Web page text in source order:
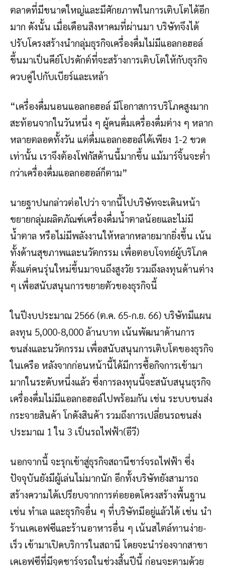
ตลาดที่มีขนาดใหญ่และมีศักยภาพในการเติบโตได้อีก
มาก ดังนั้น เมื่อเดือนสิงหาคมที่ผ่านมา บริษัทจึงได้
ปรับโครงสร้างนำกลุ่มธุรกิจเครื่องดื่มไม่มีแอลกอฮอล์
ขึ้นมาเป็นคีย์โปรดักต์ที่จะสร้างการเติบโตให้กับธุรกิจ
ควบคู่ไปกับเบียร์และเหล้า
“เครื่องดื่มนอนแอลกอฮอล์ มีโอกาสการบริโภคสูงมาก
สะท้อนจากในวันหนึ่ง ๆ ผู้คนดื่มเครื่องดื่มต่าง ๆ หลาก
หลายตลอดทั้งวัน แต่ดื่มแอลกอฮอล์ได้เพียง 1-2 ขวด
เท่านั้น เราจึงต้องโฟกัสด้านนี้มากขึ้น แม้มาร์จิ้นจะต่ำ
กว่าเครื่องดื่มแอลกอฮอล์ก็ตาม”
นายฐาปนกล่าวต่อไปว่า จากนี้ไปบริษัทจะเดินหน้า
ขยายกลุ่มผลิตภัณฑ์เครื่องดื่มน้ำตาลน้อยและไม่มี
น้ำตาล หรือไม่มีพลังงานให้หลากหลายมากยิ่งขึ้น เน้น
ทั้งด้านสุขภาพและนวัตกรรม เพื่อตอบโจทย์ผู้บริโภค
ตั้งแต่คนรุ่นใหม่ขึ้นมาจนถึงสูงวัย รวมถึงลงทุนด้านต่าง
ๆ เพื่อสนับสนุนการขยายตัวของธุรกิจนี้
ในปีงบประมาณ 2566 (ต.ค. 65-ก.ย. 66) บริษัทมีแผน
ลงทุน 5,000-8,000 ล้านบาท เน้นพัฒนาด้านการ
ขนส่งและนวัตกรรม เพื่อสนับสนุนการเติบโตของธุรกิจ
ในเครือ หลังจากก่อนหน้านี้ได้มีการซื้อกิจการเข้ามา
มากในระดับหนึ่งแล้ว ซึ่งการลงทุนนี้จะสนับสนุนธุรกิจ
เครื่องดื่มไม่มีแอลกอฮอล์ไปพร้อมกัน เช่น ระบบขนส่ง
กระจายสินค้า โกดังสินค้า รวมถึงการเปลี่ยนรถขนส่ง
ประมาณ 1 ใน 3 เป็นรถไฟฟ้า(อีวี)
นอกจากนี้ จะรุกเข้าสู่ธุรกิจสถานีชาร์จรถไฟฟ้า ซึ่ง
ปัจจุบันยังมีผู้เล่นไม่มากนัก อีกทั้งบริษัทยังสามารถ
สร้างความได้เปรียบจากการต่อยอดโครงสร้างพื้นฐาน
เช่น ทำเล และธุรกิจอื่น ๆ ที่บริษัทมีอยู่แล้วได้ เช่น นำ
ร้านเคเอฟซีและร้านอาหารอื่น ๆ เน้นสไตล์ทานง่าย-
เร็ว เข้ามาเปิดบริการในสถานี โดยจะนำร่องจากสาขา
เคเอฟซีที่มีจุดชาร์จรถในช่วงสิ้นปีนี้ ก่อนจะตามด้วย